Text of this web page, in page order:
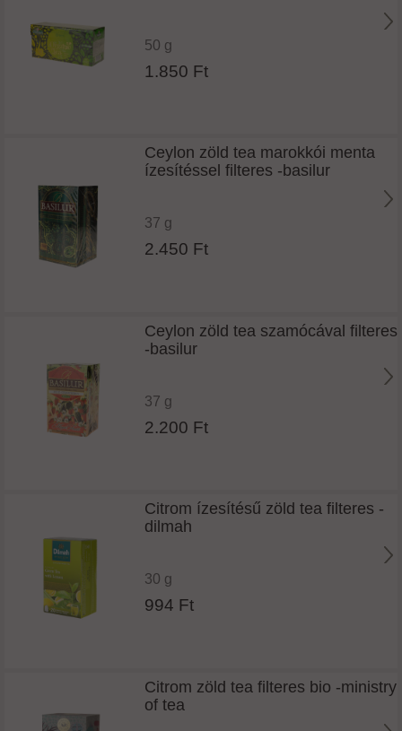
50 g
1.850 Ft
Ceylon zöld tea marokkói menta
ízesítéssel filteres -basilur
37 g
2.450 Ft
Ceylon zöld tea szamócával filteres
-basilur
37 g
2.200 Ft
Citrom ízesítésű zöld tea filteres -
dilmah
30 g
994 Ft
Citrom zöld tea filteres bio -ministry
of tea